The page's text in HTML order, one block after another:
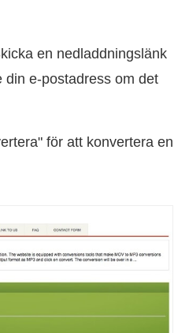
en nedladdningslänk
din e-postadress om det
för att konvertera en